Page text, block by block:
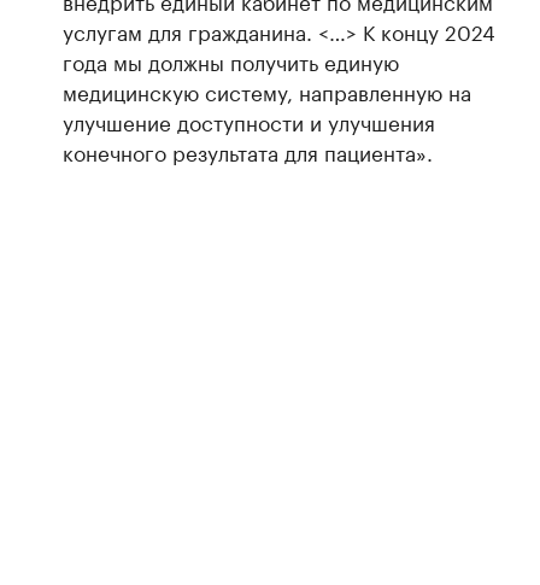
услугам для гражданина. <…> К концу 2024
года мы должны получить единую
медицинскую систему, направленную на
улучшение доступности и улучшения
конечного результата для пациента».